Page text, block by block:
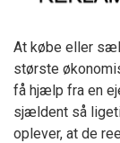
At købe eller
største
få hjælp fra en
sjældent så
oplever, at de